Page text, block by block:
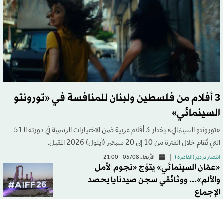
3 أفلام من فلسطين ولبنان للمنافسة في «تورونتو
السينمائي»
«تورونتو السينمائي» يختار 3 أفلام عربية ضمن الاختيارات الرسمية في دورته الـ51
التي تُقام خلال الفترة من 10 إلى 20 سبتمبر (أيلول) 2026 المقبل.
انتصار دردير (القاهرة ) الأربعاء 05/08 - 21:00
«عمَّان السينمائي» يتوِّج «نجوم الأمل
والألم»... ووثائقي سجن صيدنايا يحصد
الإجماع